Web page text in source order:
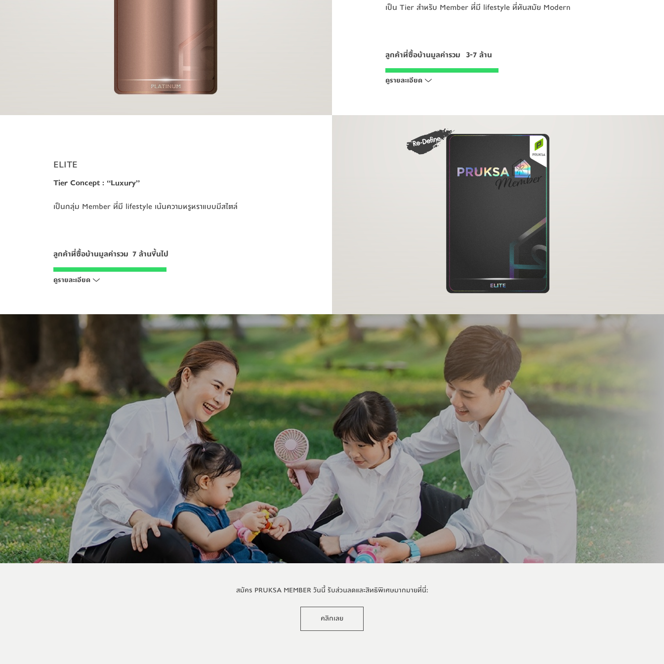
เป็น Tier สำหรับ Member ที่มี lifestyle ที่ทันสมัย Modern
ลูกค้าที่ซื้อบ้านมูลค่ารวม   3-7 ล้าน
สมัคร Pruksa Member คลิก
เป็น Tier สำหรับ Member ที่มี lifestyle ที่ทันสมัย Modern
ลูกค้าที่ซื้อบ้านมูลค่ารวม   3-7 ล้าน
สมัคร Pruksa Member คลิก
ดูรายละเอียด
ELITE
Tier Concept : “Luxury”
เป็นกลุ่ม Member ที่มี lifestyle เน้นความหรูหราแบบมีสไตล์
ลูกค้าที่ซื้อบ้านมูลค่ารวม  7 ล้านขึ้นไป
สมัคร Pruksa Member คลิก
Tier Concept : “Luxury”
เป็นกลุ่ม Member ที่มี lifestyle เน้นความหรูหราแบบมีสไตล์
ลูกค้าที่ซื้อบ้านมูลค่ารวม  7 ล้านขึ้นไป
สมัคร Pruksa Member คลิก
ดูรายละเอียด
สมัคร PRUKSA MEMBER วันนี้ รับส่วนลดและสิทธิพิเศษมากมายที่นี่:
คลิกเลย